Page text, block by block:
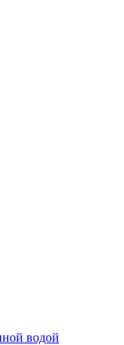
водой